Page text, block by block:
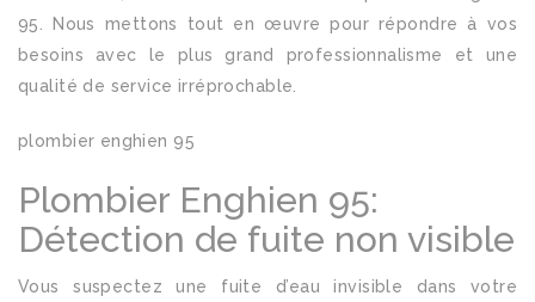
95. Nous mettons tout en œuvre pour répondre à vos
besoins avec le plus grand professionnalisme et une
qualité de service irréprochable.
plombier enghien 95
Plombier Enghien 95:
Détection de fuite non visible
Vous suspectez une fuite d’eau invisible dans votre